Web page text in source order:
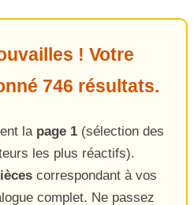
! Votre
746 résultats.
la page 1 (sélection des
les plus réactifs).
correspondant à vos
complet. Ne passez